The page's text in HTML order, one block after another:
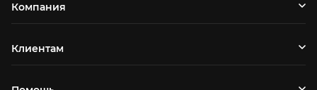
Компания
Клиентам